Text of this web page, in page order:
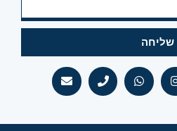
שליחה